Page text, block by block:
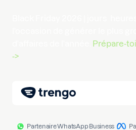
Prépare-
->
Partenaire WhatsApp Business